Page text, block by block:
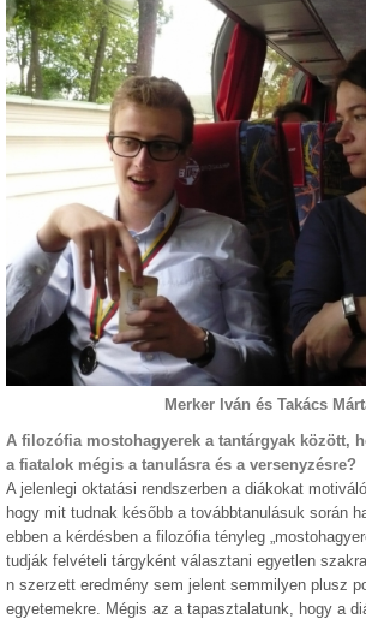
Merker Iván és Takács
A filozófia mostohagyerek a tantárgyak között,
a fiatalok mégis a tanulásra és a versenyzésre?
A jelenlegi oktatási rendszerben a diákokat
hogy mit tudnak később a továbbtanulásuk során
ebben a kérdésben a filozófia tényleg
tudják felvételi tárgyként választani egyetlen
n szerzett eredmény sem jelent semmilyen plusz
egyetemekre. Mégis az a tapasztalatunk, hogy a